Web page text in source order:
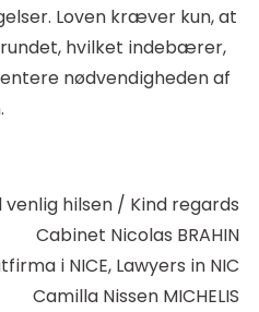
Loven kræver kun, at
hvilket indebærer,
nødvendigheden af
venlig hilsen / Kind regards
Cabinet Nicolas BRAHIN
i NICE, Lawyers in NIC
Camilla Nissen MICHELIS